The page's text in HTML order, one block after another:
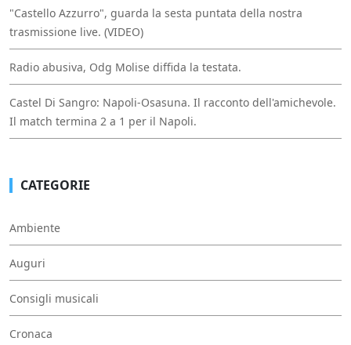
"Castello Azzurro", guarda la sesta puntata della nostra
trasmissione live. (VIDEO)
Radio abusiva, Odg Molise diffida la testata.
Castel Di Sangro: Napoli-Osasuna. Il racconto dell'amichevole.
Il match termina 2 a 1 per il Napoli.
CATEGORIE
Ambiente
Auguri
Consigli musicali
Cronaca